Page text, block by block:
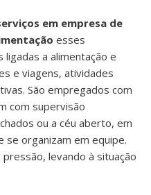
em empresa de
esses
a alimentação e
e viagens, atividades
São empregados com
com supervisão
ou a céu aberto, em
se organizam em equipe.
levando à situação